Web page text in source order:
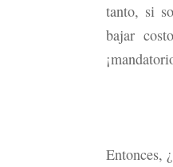
tanto, si
bajar
Entonces,